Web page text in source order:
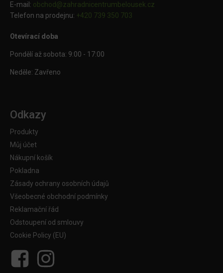
E-mail: obchod@zahradnicentrumbelousek.cz
Telefon na prodejnu: +420 739 350 703
Otevírací doba
Pondělí až sobota: 9:00 - 17:00
Neděle: Zavřeno
Odkazy
Produkty
Můj účet
Nákupní košík
Pokladna
Zásady ochrany osobních údajů
Všeobecné obchodní podmínky
Reklamační řád
Odstoupení od smlouvy
Cookie Policy (EU)